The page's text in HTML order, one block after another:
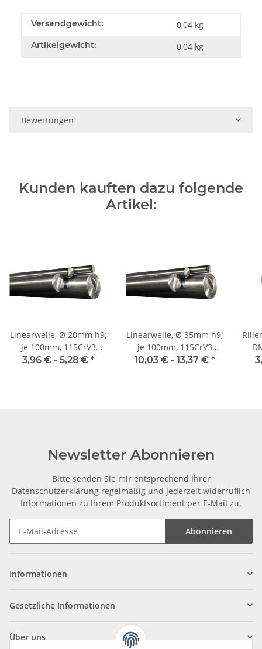
Versandgewicht: 0,04 kg
Artikelgewicht: 0,04 kg
Bewertungen
Kunden kauften dazu folgende
Artikel:
Linearwelle, Ø 20mm h9;
je 100mm, 115CrV3
geschliffen und poliert
3,96 € - 5,28 € *
Linearwelle, Ø 35mm h9;
je 100mm, 115CrV3
geschliffen und poliert
10,03 € - 13,37 € *
Newsletter Abonnieren
Bitte senden Sie mir entsprechend Ihrer
Datenschutzerklärung regelmäßig und jederzeit widerruflich
Informationen zu Ihrem Produktsortiment per E-Mail zu.
Abonnieren
Informationen
Gesetzliche Informationen
Über uns